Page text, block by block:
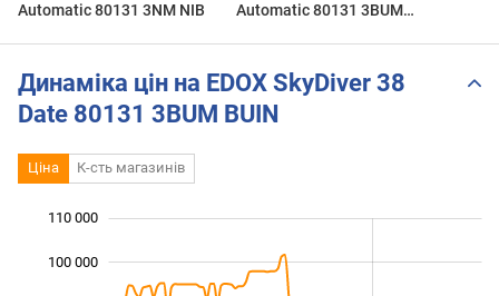
Automatic 80131 3NM NIB
Automatic 80131 3BUM
Динаміка цін на EDOX SkyDiver 38
Date 80131 3BUM BUIN
Ціна К-сть магазинів
100 000
110 000